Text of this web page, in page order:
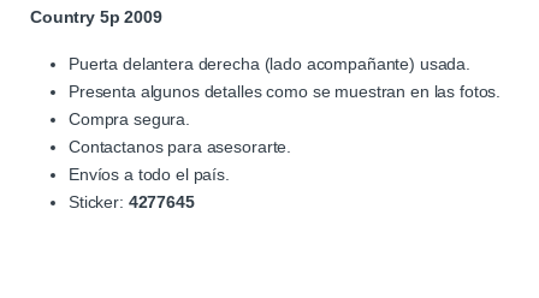
Country 5p 2009
Puerta delantera derecha (lado acompañante) usada.
Presenta algunos detalles como se muestran en las fotos.
Compra segura.
Contactanos para asesorarte.
Envíos a todo el país.
Sticker: 4277645